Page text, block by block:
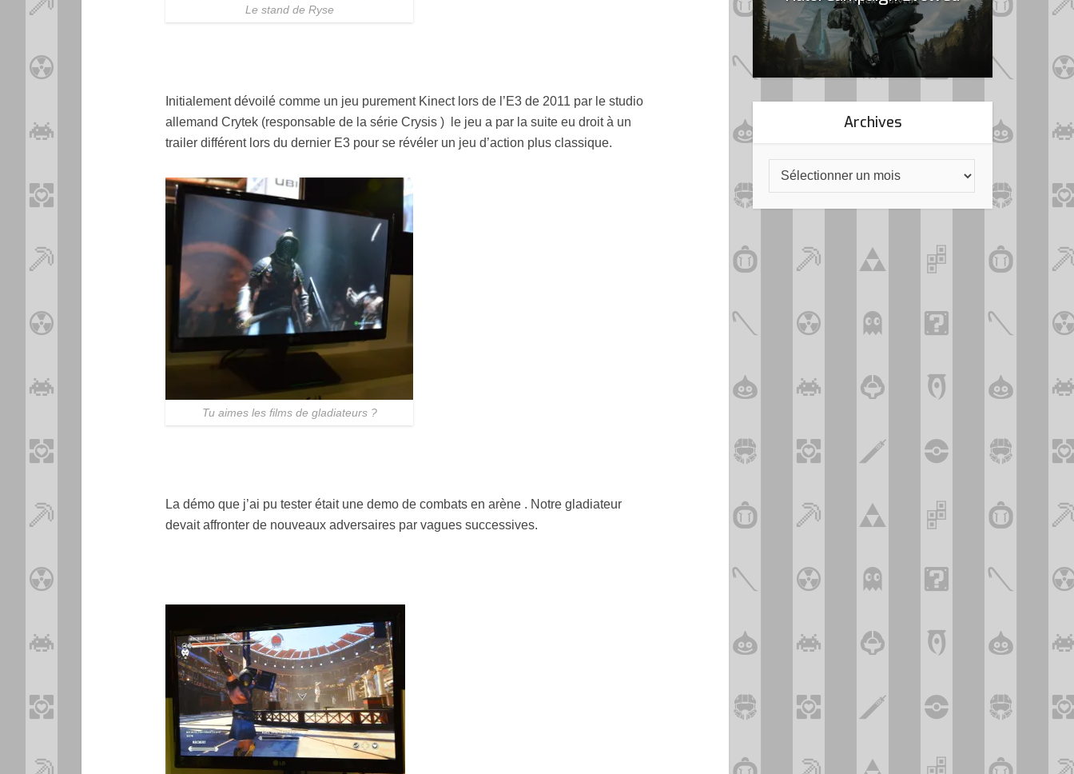
Le stand de Ryse
Initialement dévoilé comme un jeu purement Kinect lors de l’E3 de 2011 par le studio
allemand Crytek (responsable de la série Crysis ) le jeu a par la suite eu droit à un
trailer différent lors du dernier E3 pour se révéler un jeu d’action plus classique.
Tu aimes les films de gladiateurs ?
La démo que j’ai pu tester était une demo de combats en arène . Notre gladiateur
devait affronter de nouveaux adversaires par vagues successives.
Archives